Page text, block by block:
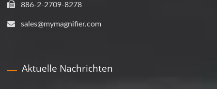
886-2-2709-8278
sales@mymagnifier.com
Aktuelle Nachrichten